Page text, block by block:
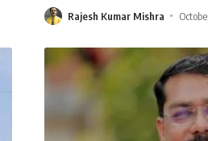
Rajesh Kumar Mishra